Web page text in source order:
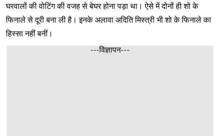
घरवालों की वोटिंग की वजह से बेघर होना पड़ा था। ऐसे में दोनों ही शो के
फिनाले से दूरी बना ली है। इनके अलावा अदिति मिस्त्री भी शो के फिनाले का
हिस्सा नहीं बनीं।
---विज्ञापन---